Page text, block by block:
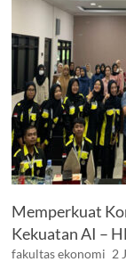
Memperkuat
Kekuatan AI –
fakultas ekonomi 2